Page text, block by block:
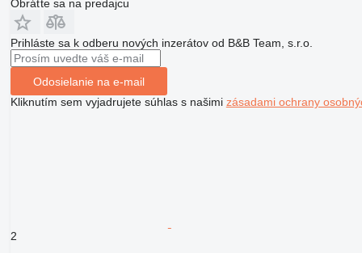
Obráťte sa na predajcu
Prihláste sa k odberu nových inzerátov od B&B Team, s.r.o.
Odosielanie na e-mail
Kliknutím sem vyjadrujete súhlas s našimi zásadami ochrany
2